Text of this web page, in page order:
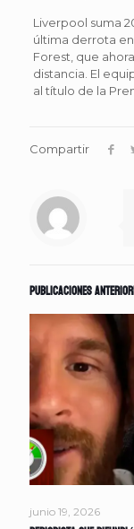
Liverpool suma
última derrota
Forest, que
distancia. El
al título de la
Compartir
Publicaciones
junio 19, 2026